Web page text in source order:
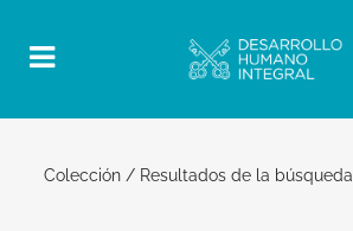
Colección / Resultados de la búsqueda